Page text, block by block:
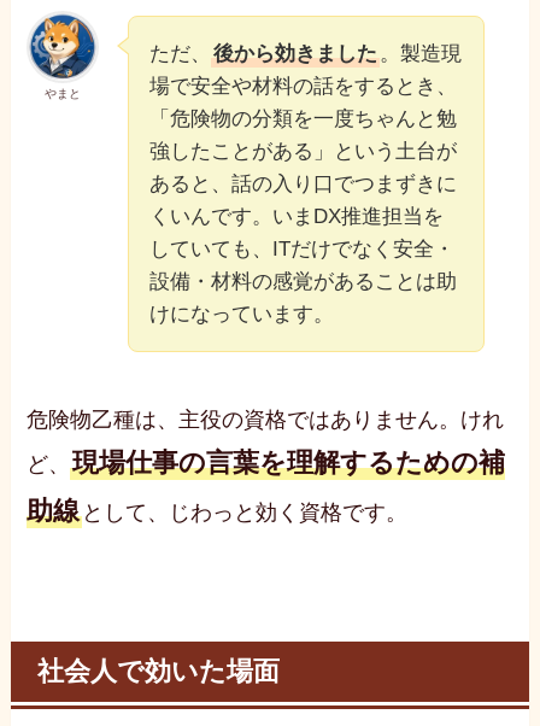
やまと
ただ、後から効きました。製造現
場で安全や材料の話をするとき、
「危険物の分類を一度ちゃんと勉
強したことがある」という土台が
あると、話の入り口でつまずきに
くいんです。いまDX推進担当を
していても、ITだけでなく安全・
設備・材料の感覚があることは助
けになっています。
危険物乙種は、主役の資格ではありません。けれ
ど、現場仕事の言葉を理解するための補
助線 として、じわっと効く資格です。
社会人で効いた場面